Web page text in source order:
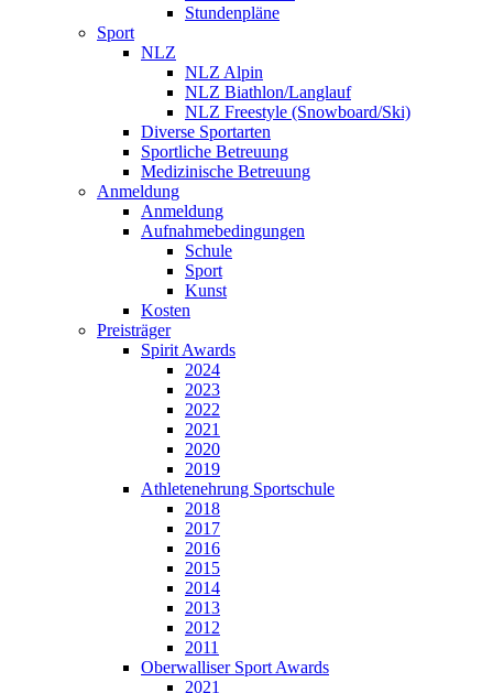
Stundenpläne
Sport
NLZ
NLZ Alpin
NLZ Biathlon/Langlauf
NLZ Freestyle (Snowboard/Ski)
Diverse Sportarten
Sportliche Betreuung
Medizinische Betreuung
Anmeldung
Anmeldung
Aufnahmebedingungen
Schule
Sport
Kunst
Kosten
Preisträger
Spirit Awards
2024
2023
2022
2021
2020
2019
Athletenehrung Sportschule
2018
2017
2016
2015
2014
2013
2012
2011
Oberwalliser Sport Awards
2021